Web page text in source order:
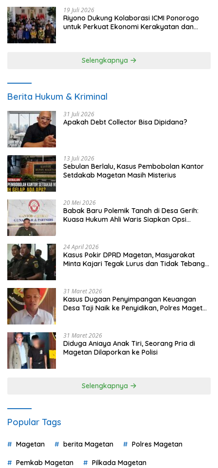
19 Juli 2026
Riyono Dukung Kolaborasi ICMI Ponorogo
untuk Perkuat Ekonomi Kerakyatan dan
Selengkapnya
Berita Hukum & Kriminal
31 Juli 2026
Apakah Debt Collector Bisa Dipidana?
13 Juli 2026
Sebulan Berlalu, Kasus Pembobolan Kantor
Setdakab Magetan Masih Misterius
20 Mei 2026
Babak Baru Polemik Tanah di Desa Gerih:
Kuasa Hukum Ahli Waris Siapkan Opsi
24 April 2026
Kasus Pokir DPRD Magetan, Masyarakat
Minta Kajari Tegak Lurus dan Tidak Tebang
31 Maret 2026
Kasus Dugaan Penyimpangan Keuangan
Desa Taji Naik ke Penyidikan, Polres Magetan
31 Maret 2026
Diduga Aniaya Anak Tiri, Seorang Pria di
Magetan Dilaporkan ke Polisi
Selengkapnya
Popular Tags
Magetan berita Magetan Polres Magetan
Pemkab Magetan Pilkada Magetan